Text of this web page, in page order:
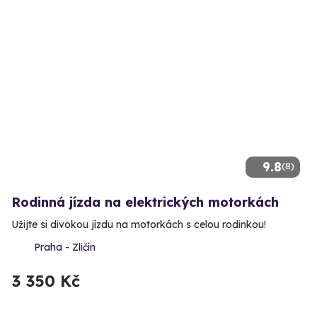
9.8(8)
Rodinná jízda na elektrických motorkách
Užijte si divokou jízdu na motorkách s celou rodinkou!
Praha - Zličín
3 350 Kč